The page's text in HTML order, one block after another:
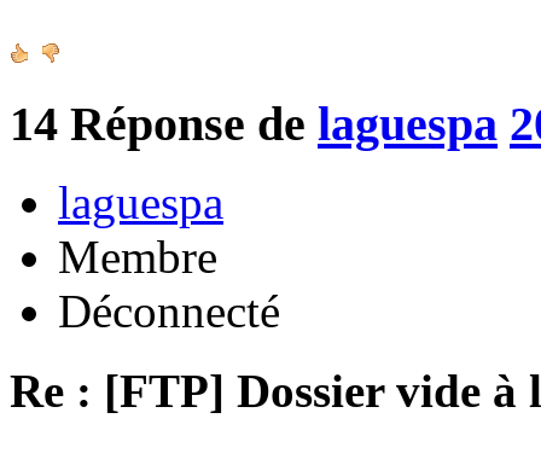
14 Réponse de laguespa
laguespa
Membre
Déconnecté
Re : [FTP] Dossier vide à